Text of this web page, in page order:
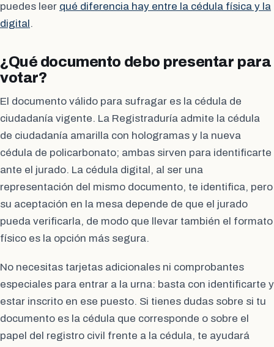
puedes leer qué diferencia hay entre la cédula física y la
digital .
¿Qué documento debo presentar para
votar?
El documento válido para sufragar es la cédula de
ciudadanía vigente. La Registraduría admite la cédula
de ciudadanía amarilla con hologramas y la nueva
cédula de policarbonato; ambas sirven para identificarte
ante el jurado. La cédula digital, al ser una
representación del mismo documento, te identifica, pero
su aceptación en la mesa depende de que el jurado
pueda verificarla, de modo que llevar también el formato
físico es la opción más segura.
No necesitas tarjetas adicionales ni comprobantes
especiales para entrar a la urna: basta con identificarte y
estar inscrito en ese puesto. Si tienes dudas sobre si tu
documento es la cédula que corresponde o sobre el
papel del registro civil frente a la cédula, te ayudará